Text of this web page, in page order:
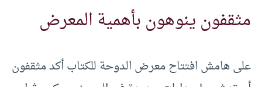
مثقفون ينوهون بأهمية المعرض
على هامش افتتاح معرض الدوحة للكتاب أكد مثقفون